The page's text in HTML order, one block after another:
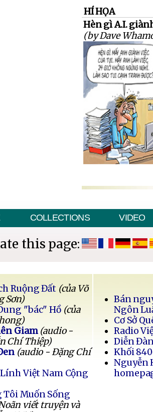
HÍ HỌA
Hèn gì A.I.
(by Dave
COLLECTIONS VIDEO
this page:
Ruộng Đất (của Võ
Sơn)
"bác" Hồ (của
Giam (audio -
Chí Thiệp)
(audio - Đặng Chí
Việt Nam Cộng
Tôi Muốn Sống
viết truyện và
Bán
Ngôn
Cơ Sở
Radio
Diễn
Khối
Nguyễn